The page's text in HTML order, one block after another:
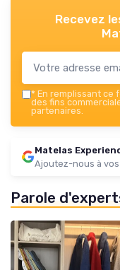
Recevez
* En remplissant ce
des fins
partenaires.
Matelas
Ajoutez-nous à
Parole